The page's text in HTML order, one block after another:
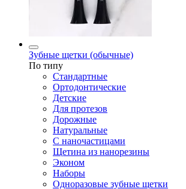
Зубные щетки (обычные)
По типу
Стандартные
Ортодонтические
Детские
Для протезов
Дорожные
Натуральные
С наночастицами
Щетина из нанорезины
Эконом
Наборы
Одноразовые зубные щетки